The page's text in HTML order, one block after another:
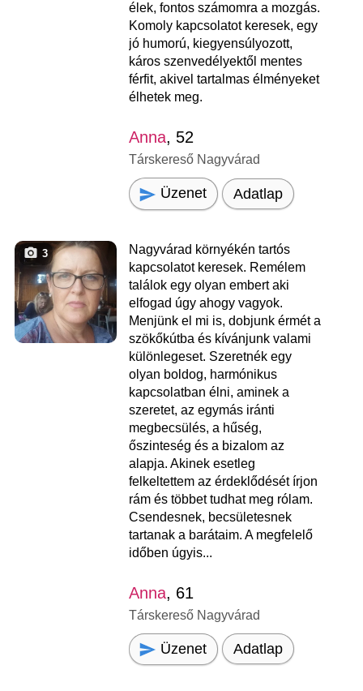
élek, fontos számomra a mozgás.
Komoly kapcsolatot keresek, egy
jó humorú, kiegyensúlyozott,
káros szenvedélyektől mentes
férfit, akivel tartalmas élményeket
élhetek meg.
Anna, 52
Társkereső Nagyvárad
Üzenet Adatlap
3
Nagyvárad környékén tartós
kapcsolatot keresek. Remélem
találok egy olyan embert aki
elfogad úgy ahogy vagyok.
Menjünk el mi is, dobjunk érmét a
szökőkútba és kívánjunk valami
különlegeset. Szeretnék egy
olyan boldog, harmónikus
kapcsolatban élni, aminek a
szeretet, az egymás iránti
megbecsülés, a hűség,
őszinteség és a bizalom az
alapja. Akinek esetleg
felkeltettem az érdeklődését írjon
rám és többet tudhat meg rólam.
Csendesnek, becsületesnek
tartanak a barátaim. A megfelelő
időben úgyis...
Anna, 61
Társkereső Nagyvárad
Üzenet Adatlap